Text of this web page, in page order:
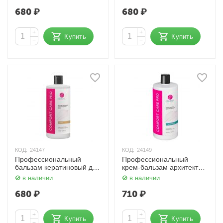
680₽
+
−
Купить
680₽
+
−
Купить
КОД: 24147
Профессиональный
бальзам кератиновый для
непослушных волос 1000
в наличии
680₽
+
Купить
КОД: 24149
Профессиональный
крем-бальзам архитектор
волос 1000 мл ETHERA
в наличии
710₽
+
Купить